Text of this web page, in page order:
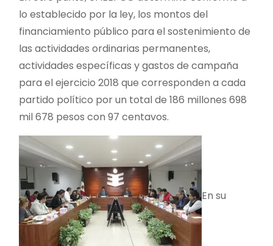
lo establecido por la ley, los montos del
financiamiento público para el sostenimiento de
las actividades ordinarias permanentes,
actividades específicas y gastos de campaña
para el ejercicio 2018 que corresponden a cada
partido político por un total de 186 millones 698
mil 678 pesos con 97 centavos.
En su